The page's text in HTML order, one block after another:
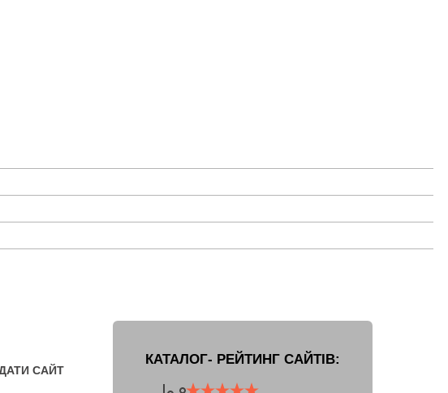
САЙТ
КАТАЛОГ- РЕЙТИНГ САЙТІВ: